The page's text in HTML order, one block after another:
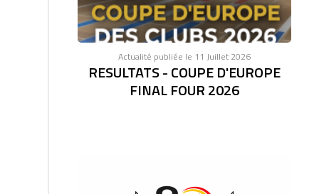
Actualité publiée le 11 Juillet 2026
RESULTATS - COUPE D'EUROPE
FINAL FOUR 2026